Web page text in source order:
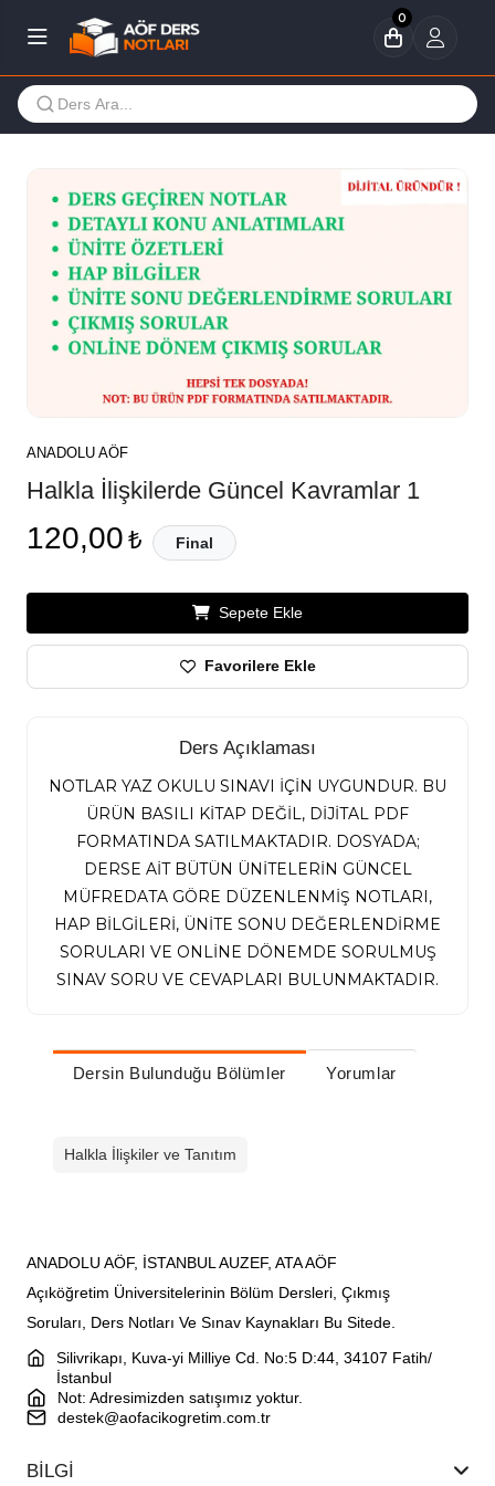
0
ANADOLU AÖF
Halkla İlişkilerde Güncel Kavramlar 1
120,00 ₺ Final
Sepete Ekle
Favorilere Ekle
Ders Açıklaması
NOTLAR YAZ OKULU SINAVI İÇİN UYGUNDUR. BU
ÜRÜN BASILI KİTAP DEĞİL, DİJİTAL PDF
FORMATINDA SATILMAKTADIR. DOSYADA;
DERSE AİT BÜTÜN ÜNİTELERİN GÜNCEL
MÜFREDATA GÖRE DÜZENLENMİŞ NOTLARI,
HAP BİLGİLERİ, ÜNİTE SONU DEĞERLENDİRME
SORULARI VE ONLİNE DÖNEMDE SORULMUŞ
SINAV SORU VE CEVAPLARI BULUNMAKTADIR.
Dersin Bulunduğu Bölümler Yorumlar
Halkla İlişkiler ve Tanıtım
ANADOLU AÖF, İSTANBUL AUZEF, ATA AÖF
Açıköğretim Üniversitelerinin Bölüm Dersleri, Çıkmış
Soruları, Ders Notları Ve Sınav Kaynakları Bu Sitede.
Silivrikapı, Kuva-yi Milliye Cd. No:5 D:44, 34107 Fatih/
İstanbul
Not: Adresimizden satışımız yoktur.
destek@aofacikogretim.com.tr
BİLGİ